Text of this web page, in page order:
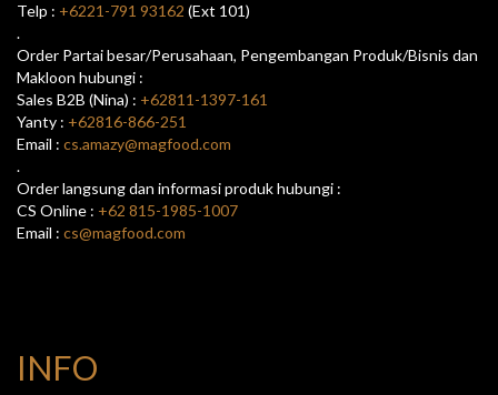
Telp : +6221-791 93162 (Ext 101)
.
Order Partai besar/Perusahaan, Pengembangan Produk/Bisnis dan
Makloon hubungi :
Sales B2B (Nina) : +62811-1397-161
Yanty : +62816-866-251
Email : cs.amazy@magfood.com
.
Order langsung dan informasi produk hubungi :
CS Online : +62 815-1985-1007
Email : cs@magfood.com
INFO